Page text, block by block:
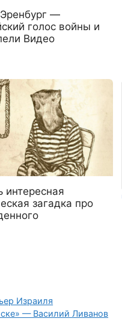
—
голос войны и
Видео
интересная
загадка про
Израиля
— Василий Ливанов